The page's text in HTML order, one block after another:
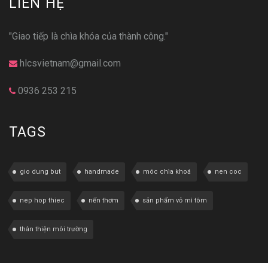
"Giao tiếp là chìa khóa của thành công."
hlcsvietnam@gmail.com
0936 253 215
TAGS
gio dung but handmade móc chìa khoá nen coc
nep hop thiec nến thơm sản phẩm vỏ mì tôm
thân thiện môi trường